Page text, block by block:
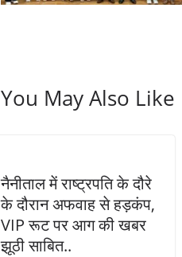
You May Also Like
नैनीताल में राष्ट्रपति के दौरे
के दौरान अफवाह से हड़कंप,
VIP रूट पर आग की खबर
झूठी साबित..